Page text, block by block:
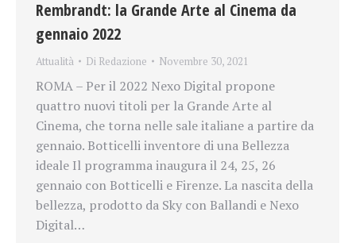
Rembrandt: la Grande Arte al Cinema da
gennaio 2022
Attualità Di Redazione Novembre 30, 2021
ROMA – Per il 2022 Nexo Digital propone
quattro nuovi titoli per la Grande Arte al
Cinema, che torna nelle sale italiane a partire da
gennaio. Botticelli inventore di una Bellezza
ideale Il programma inaugura il 24, 25, 26
gennaio con Botticelli e Firenze. La nascita della
bellezza, prodotto da Sky con Ballandi e Nexo
Digital…